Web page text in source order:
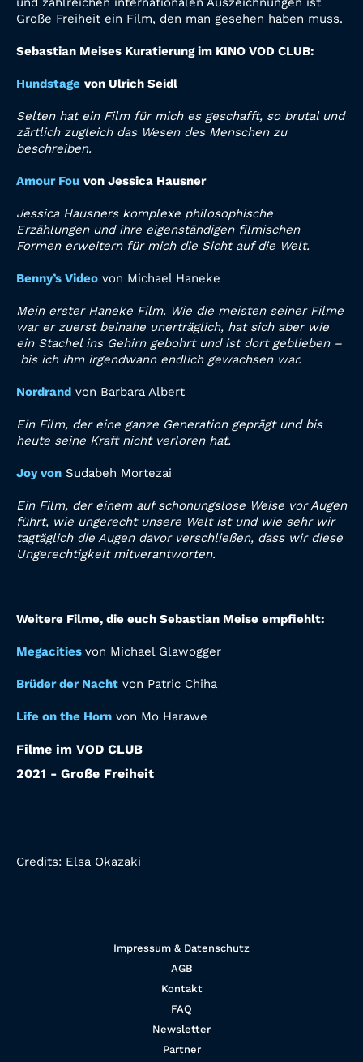
Große Freiheit ein Film, den man gesehen haben muss.
Sebastian Meises Kuratierung im KINO VOD CLUB:
Hundstage von Ulrich Seidl
Selten hat ein Film für mich es geschafft, so brutal und
zärtlich zugleich das Wesen des Menschen zu
beschreiben.
Amour Fou von Jessica Hausner
Jessica Hausners komplexe philosophische
Erzählungen und ihre eigenständigen filmischen
Formen erweitern für mich die Sicht auf die Welt.
Benny’s Video von Michael Haneke
Mein erster Haneke Film. Wie die meisten seiner Filme
war er zuerst beinahe unerträglich, hat sich aber wie
ein Stachel ins Gehirn gebohrt und ist dort geblieben –
bis ich ihm irgendwann endlich gewachsen war.
Nordrand von Barbara Albert
Ein Film, der eine ganze Generation geprägt und bis
heute seine Kraft nicht verloren hat.
Joy von Sudabeh Mortezai
Ein Film, der einem auf schonungslose Weise vor Augen
führt, wie ungerecht unsere Welt ist und wie sehr wir
tagtäglich die Augen davor verschließen, dass wir diese
Ungerechtigkeit mitverantworten.
Weitere Filme, die euch Sebastian Meise empfiehlt:
Megacities von Michael Glawogger
Brüder der Nacht von Patric Chiha
Life on the Horn von Mo Harawe
Filme im VOD CLUB
2021 - Große Freiheit
Credits: Elsa Okazaki
Impressum & Datenschutz
AGB
Kontakt
FAQ
Newsletter
Partner